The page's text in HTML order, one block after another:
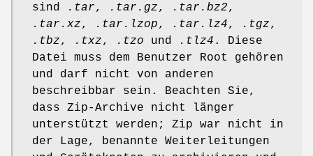
sind
.tar, .tar.gz, .tar.bz2,
.tar.xz, .tar.lzop, .tar.lz4, .tgz,
.tbz, .txz, .tzo und .tlz4 . Diese
Datei muss dem Benutzer Root gehören
und darf nicht von anderen
beschreibbar sein. Beachten Sie,
dass Zip-Archive nicht länger
unterstützt werden; Zip war nicht in
der Lage, benannte Weiterleitungen